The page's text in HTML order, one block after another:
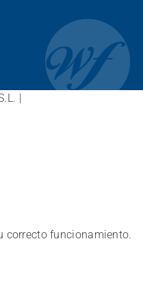
|
correcto funcionamiento.